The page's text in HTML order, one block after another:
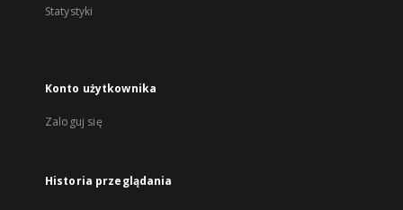
Statystyki
Konto użytkownika
Zaloguj się
Historia przeglądania